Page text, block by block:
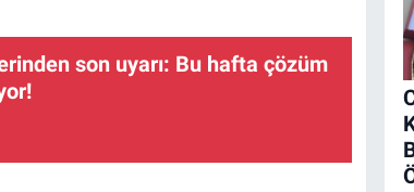
son uyarı: Bu hafta çözüm